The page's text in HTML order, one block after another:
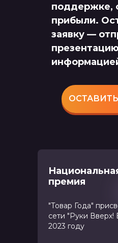
поддержке,
прибыли.
заявку —
премия
"Товар Года"
сети "Руки Вверх!
2023 году